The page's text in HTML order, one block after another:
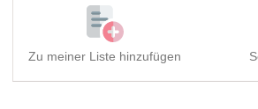
Zu meiner Liste hinzufügen